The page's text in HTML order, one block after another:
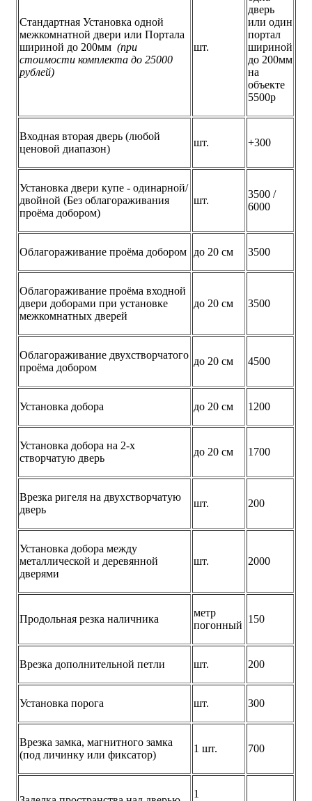
Стандартная Установка одной
межкомнатной двери или Портала
шириной до 200мм (при
стоимости комплекта до 25000
рублей)
шт.
дверь
или один
портал
шириной
до 200мм
на
объекте
5500р
Входная вторая дверь (любой
ценовой диапазон)
шт. +300
Установка двери купе - одинарной/
двойной (Без облагораживания
проёма добором)
шт.
3500 /
6000
Облагораживание проёма добором до 20 см 3500
Облагораживание проёма входной
двери доборами при установке
межкомнатных дверей
до 20 см 3500
Облагораживание двухстворчатого
проёма добором
до 20 см 4500
Установка добора до 20 см 1200
Установка добора на 2-х
створчатую дверь
до 20 см 1700
Врезка ригеля на двухстворчатую
дверь
шт. 200
Установка добора между
металлической и деревянной
дверями
шт. 2000
Продольная резка наличника
метр
погонный
150
Врезка дополнительной петли шт. 200
Установка порога шт. 300
Врезка замка, магнитного замка
(под личинку или фиксатор)
1 шт. 700
1